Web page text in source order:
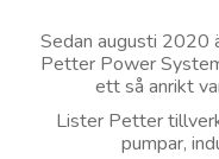
Sedan augusti 2020
Petter Power
ett så anrikt
Lister Petter
pumpar,